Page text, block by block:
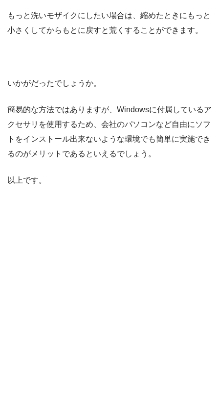
もっと洗いモザイクにしたい場合は、縮めたときにもっと
小さくしてからもとに戻すと荒くすることができます。
いかがだったでしょうか。
簡易的な方法ではありますが、Windowsに付属しているア
クセサリを使用するため、会社のパソコンなど自由にソフ
トをインストール出来ないような環境でも簡単に実施でき
るのがメリットであるといえるでしょう。
以上です。